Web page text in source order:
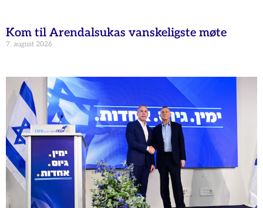
Kom til Arendalsukas vanskeligste møte
7. august 2026